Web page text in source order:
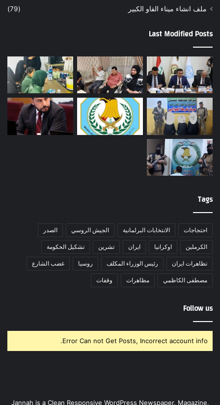
ملف انشاء ميناء الفاو الكبير
(79)
Last Modified Posts
Tags
احتجاجات الانتخابات البرلمانية الجيش الروسي الصدر
الكرملين اوكرانيا ايران تشرين تشكيل الحكومة
تظاهرات ايران رئيس الوزراء المكلف روسيا غضب الشارع
مصطفى الكاظمي مظاهرات وقفات
Follow us
Error Can not Get Posts, Incorrect account info.
Jannah is a Clean Responsive WordPress Newspaper, Magazine,